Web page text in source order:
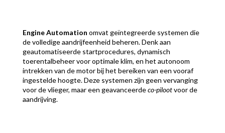
Engine Automation omvat geïntegreerde systemen die
de volledige aandrijfeenheid beheren. Denk aan
geautomatiseerde startprocedures, dynamisch
toerentalbeheer voor optimale klim, en het autonoom
intrekken van de motor bij het bereiken van een vooraf
ingestelde hoogte. Deze systemen zijn geen vervanging
voor de vlieger, maar een geavanceerdeco-pilootvoor de
aandrijving.